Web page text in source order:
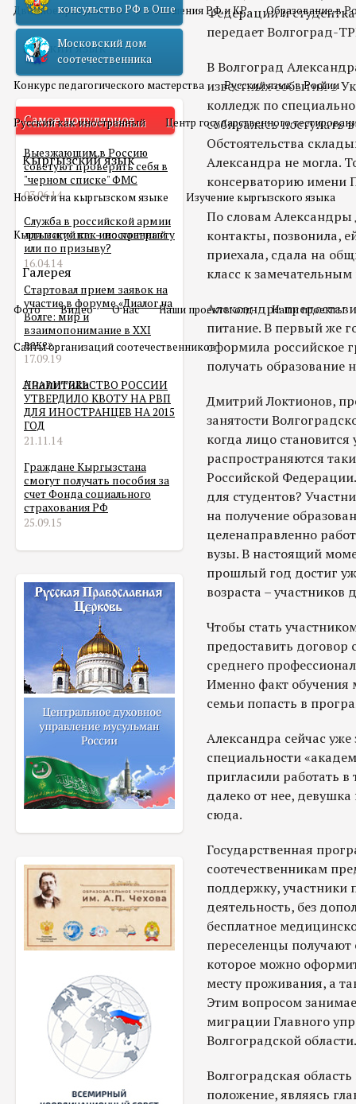
Двойное гражданство Отношения РФ и КР Образование в
Русский язык
Конкурс педагогического мастерства Русский язык в России
Русский как иностранный Центр государственного
Кыргызский язык
Новости на кыргызском языке Изучение кыргызского языка
Кыргызский как иностранный
Галерея
Фото Видео О нас Наши проекты олд Наши проекты
Сайты организаций соотечественников
Аналитика
консульство РФ в Оше
Московский дом
соотечественника
Самое популярное
Выезжающим в Россию
советуют проверить себя в
"черном списке" ФМС
03.06.14
Служба в российской армии
для мигранта – по контракту
или по призыву?
16.04.14
Стартовал прием заявок на
участие в форуме «Диалог на
Волге: мир и
взаимопонимание в XXI
веке»
17.09.19
ПРАВИТЕЛЬСТВО РОССИИ
УТВЕРДИЛО КВОТУ НА РВП
ДЛЯ ИНОСТРАНЦЕВ НА 2015
ГОД
21.11.14
Граждане Кыргызстана
смогут получать пособия за
счет Фонда социального
страхования РФ
25.09.15
Федерации и
передает Волгоград-
В Волгоград
известных событий в
колледж по
собиралась поступать
Обстоятельства
Александра не могла.
консерваторию имени
По словам
контакты, позвонила,
приехала, сдала на
класс к
Александре
питание. В первый же
оформила российское
получать образование
Дмитрий Локтионов,
занятости
когда лицо
распространяются
Российской
для студентов?
на получение
целенаправленно
вузы. В настоящий
прошлый год достиг
возраста –
Чтобы стать
предоставить договор
среднего
Именно факт обучения
семьи попасть в
Александра сейчас уже
специальности
пригласили работать
далеко от нее,
сюда.
Государственная
соотечественникам
поддержку, участники
деятельность, без
бесплатное
переселенцы
которое можно
месту проживания, а
Этим вопросом
миграции Главного
Волгоградской области.
Волгоградская
положение, являясь